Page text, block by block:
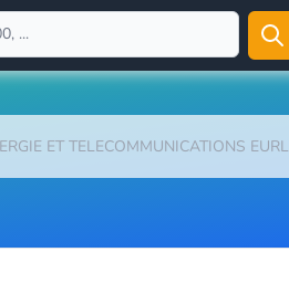
ET TELECOMMUNICATIONS EURL